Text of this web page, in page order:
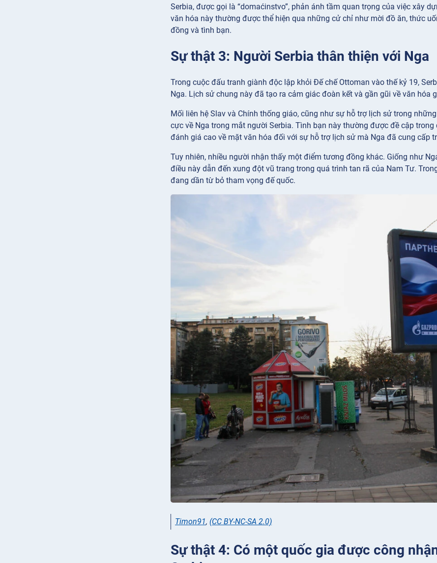
Serbia, được gọi là “domaćinstvo”, phản ánh tầm quan trọng của việc xây
văn hóa này thường được thể hiện qua những cử chỉ như mời đồ ăn, thức
đồng và tình bạn.
Sự thật 3: Người Serbia thân thiện với Nga
Trong cuộc đấu tranh giành độc lập khỏi Đế chế Ottoman vào thế kỷ 19,
Nga. Lịch sử chung này đã tạo ra cảm giác đoàn kết và gần gũi về văn hóa
Mối liên hệ Slav và Chính thống giáo, cũng như sự hỗ trợ lịch sử trong
cực về Nga trong mắt người Serbia. Tình bạn này thường được đề cập
đánh giá cao về mặt văn hóa đối với sự hỗ trợ lịch sử mà Nga đã cung cấp
Tuy nhiên, nhiều người nhận thấy một điểm tương đồng khác. Giống như
điều này dẫn đến xung đột vũ trang trong quá trình tan rã của Nam Tư.
đang dần từ bỏ tham vọng đế quốc.
Timon91, (CC BY-NC-SA 2.0)
Sự thật 4: Có một quốc gia được công